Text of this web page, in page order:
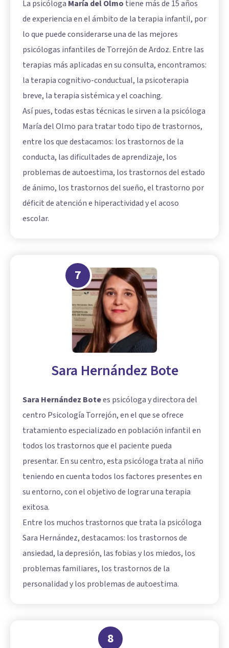
La psicóloga María del Olmo tiene más de 15 años
de experiencia en el ámbito de la terapia infantil, por
lo que puede considerarse una de las mejores
psicólogas infantiles de Torrejón de Ardoz. Entre las
terapias más aplicadas en su consulta, encontramos:
la terapia cognitivo-conductual, la psicoterapia
breve, la terapia sistémica y el coaching.
Así pues, todas estas técnicas le sirven a la psicóloga
María del Olmo para tratar todo tipo de trastornos,
entre los que destacamos: los trastornos de la
conducta, las dificultades de aprendizaje, los
problemas de autoestima, los trastornos del estado
de ánimo, los trastornos del sueño, el trastorno por
déficit de atención e hiperactividad y el acoso
escolar.
7
Sara Hernández Bote
Sara Hernández Botees psicóloga y directora del
centro Psicología Torrejón, en el que se ofrece
tratamiento especializado en población infantil en
todos los trastornos que el paciente pueda
presentar. En su centro, esta psicóloga trata al niño
teniendo en cuenta todos los factores presentes en
su entorno, con el objetivo de lograr una terapia
exitosa.
Entre los muchos trastornos que trata la psicóloga
Sara Hernández, destacamos: los trastornos de
ansiedad, la depresión, las fobias y los miedos, los
problemas familiares, los trastornos de la
personalidad y los problemas de autoestima.
8